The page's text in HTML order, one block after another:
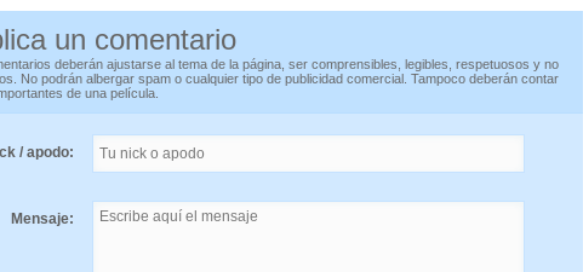
un comentario
deberán ajustarse al tema de la página, ser comprensibles, legibles, respetuosos y no
No podrán albergar spam o cualquier tipo de publicidad comercial. Tampoco deberán contar
de una película.
/ apodo:
Mensaje: